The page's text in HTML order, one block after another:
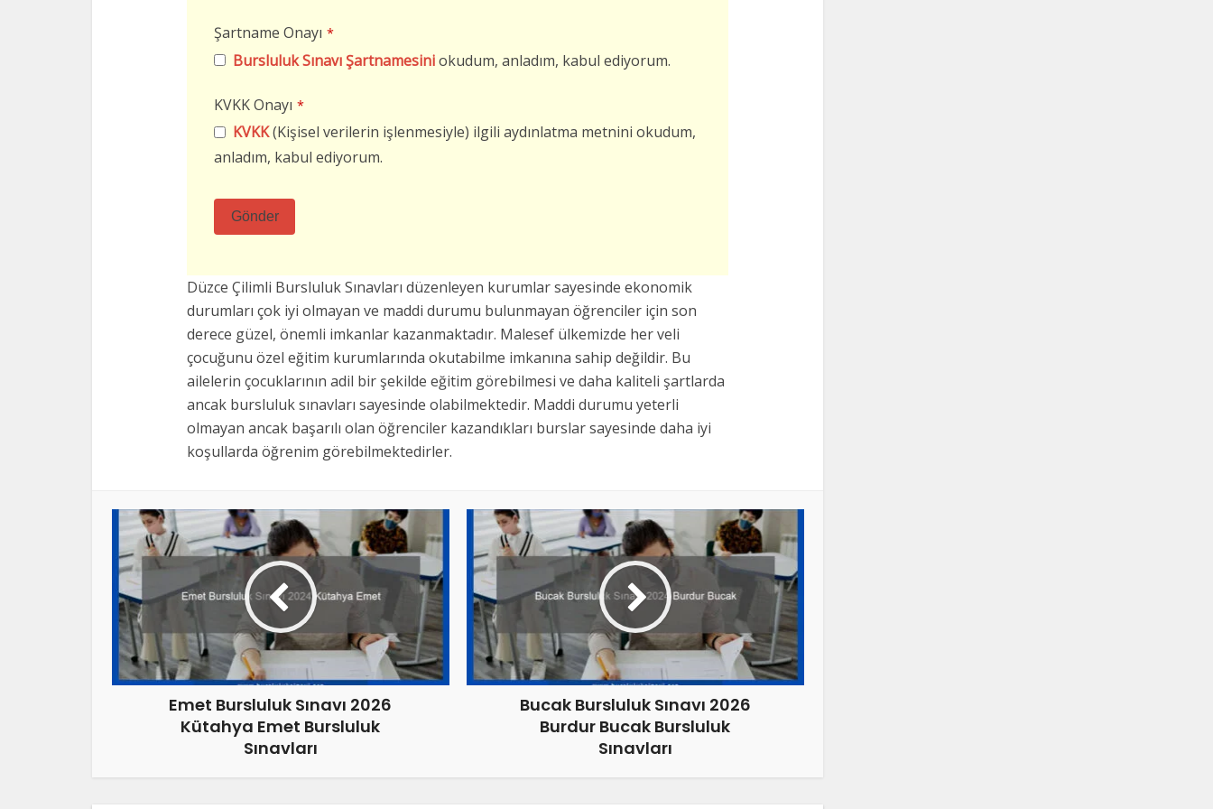
Şartname Onayı *
Bursluluk Sınavı Şartnamesiniokudum, anladım, kabul ediyorum.
KVKK Onayı *
KVKK(Kişisel verilerin işlenmesiyle) ilgili aydınlatma metnini okudum,
anladım, kabul ediyorum.
Gönder
alan
boş
bırakılmalıdır
Düzce Çilimli Bursluluk Sınavları düzenleyen kurumlar sayesinde ekonomik
durumları çok iyi olmayan ve maddi durumu bulunmayan öğrenciler için son
derece güzel, önemli imkanlar kazanmaktadır. Malesef ülkemizde her veli
çocuğunu özel eğitim kurumlarında okutabilme imkanına sahip değildir. Bu
ailelerin çocuklarının adil bir şekilde eğitim görebilmesi ve daha kaliteli şartlarda
ancak bursluluk sınavları sayesinde olabilmektedir. Maddi durumu yeterli
olmayan ancak başarılı olan öğrenciler kazandıkları burslar sayesinde daha iyi
koşullarda öğrenim görebilmektedirler.
Emet Bursluluk Sınavı 2026
Kütahya Emet Bursluluk
Sınavları
Bucak Bursluluk Sınavı 2026
Burdur Bucak Bursluluk
Sınavları